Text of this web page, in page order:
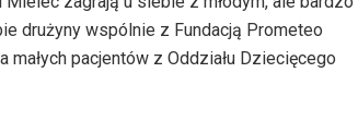
drużyny wspólnie z Fundacją Prometeo
pacjentów z Oddziału Dziecięcego